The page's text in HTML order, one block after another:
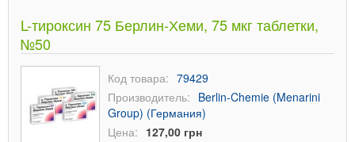
L-тироксин 75 Берлин-Хеми, 75 мкг таблетки,
№50
Код товара: 79429
Производитель: Berlin-Chemie (Menarini
Group) (Германия)
Цена: 127,00 грн